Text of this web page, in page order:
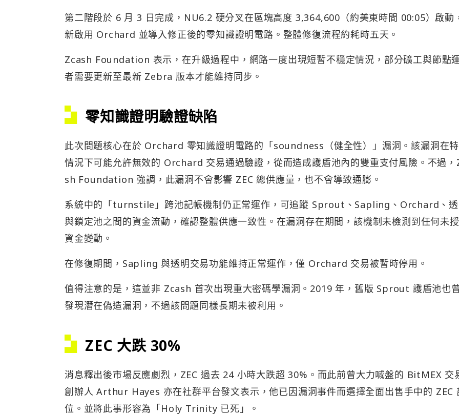
第二階段於 6 月 3 日完成，NU6.2 硬分叉在區塊高度 3,364,600（約美東時間 00:05）啟動
新啟用 Orchard 並導入修正後的零知識證明電路。整體修復流程約耗時五天。
Zcash Foundation 表示，在升級過程中，網路一度出現短暫不穩定情況，部分礦工與節點
者需要更新至最新 Zebra 版本才能維持同步。
零知識證明驗證缺陷
此次問題核心在於 Orchard 零知識證明電路的「soundness（健全性）」漏洞。該漏洞在
情況下可能允許無效的 Orchard 交易通過驗證，從而造成護盾池內的雙重支付風險。不過，
sh Foundation 強調，此漏洞不會影響 ZEC 總供應量，也不會導致通膨。
系統中的「turnstile」跨池記帳機制仍正常運作，可追蹤 Sprout、Sapling、Orchard、
與鎖定池之間的資金流動，確認整體供應一致性。在漏洞存在期間，該機制未檢測到任何未
資金變動。
在修復期間，Sapling 與透明交易功能維持正常運作，僅 Orchard 交易被暫時停用。
值得注意的是，這並非 Zcash 首次出現重大密碼學漏洞。2019 年，舊版 Sprout 護盾池也
發現潛在偽造漏洞，不過該問題同樣長期未被利用。
ZEC 大跌 30%
消息釋出後市場反應劇烈，ZEC 過去 24 小時大跌超 30%。而此前曾大力喊盤的 BitMEX 交
創辦人 Arthur Hayes 亦在社群平台發文表示，他已因漏洞事件而選擇全面出售手中的 ZEC
位。並將此事形容為「Holy Trinity 已死」。